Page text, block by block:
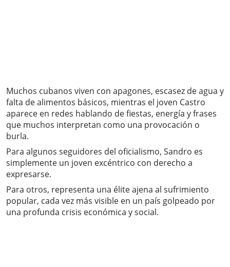
Muchos cubanos viven con apagones, escasez de agua y
falta de alimentos básicos, mientras el joven Castro
aparece en redes hablando de fiestas, energía y frases
que muchos interpretan como una provocación o
burla.
Para algunos seguidores del oficialismo, Sandro es
simplemente un joven excéntrico con derecho a
expresarse.
Para otros, representa una élite ajena al sufrimiento
popular, cada vez más visible en un país golpeado por
una profunda crisis económica y social.